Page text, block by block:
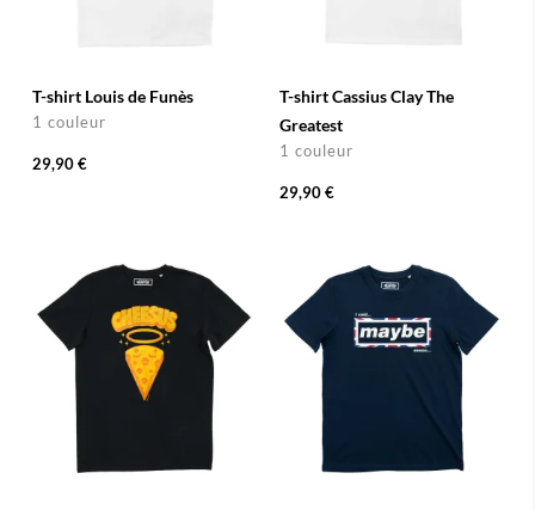
T-shirt Louis de Funès
1 couleur
29,90 €
T-shirt Cassius Clay The
Greatest
1 couleur
29,90 €